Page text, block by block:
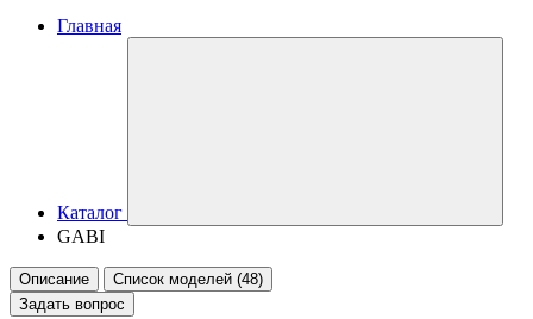
Главная
Каталог
GABI
Описание
Список моделей (48)
Задать вопрос